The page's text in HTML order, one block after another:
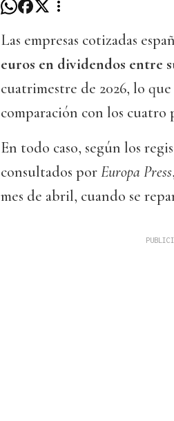
Las empresas cotizadas
euros en dividendos entre
cuatrimestre de 2026, lo que
comparación con los cuatro
En todo caso, según los
consultados porEuropa Press
mes de abril, cuando se